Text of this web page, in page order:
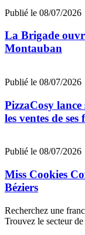
Publié le 08/07/2026
La Brigade
Montauban
Publié le 08/07/2026
PizzaCosy
les ventes de ses
Publié le 08/07/2026
Miss Cookies
Béziers
Recherchez une
Trouvez le secteur